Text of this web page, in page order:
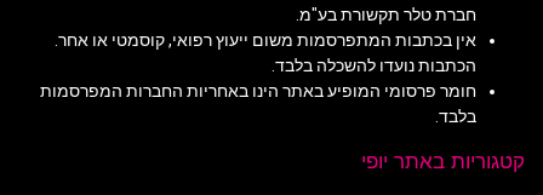
חברת טלר תקשורת בע"מ.
אין בכתבות המתפרסמות משום ייעוץ רפואי, קוסמטי או אחר.
הכתבות נועדו להשכלה בלבד.
חומר פרסומי המופיע באתר הינו באחריות החברות המפרסמות
בלבד.
קטגוריות באתר יופי